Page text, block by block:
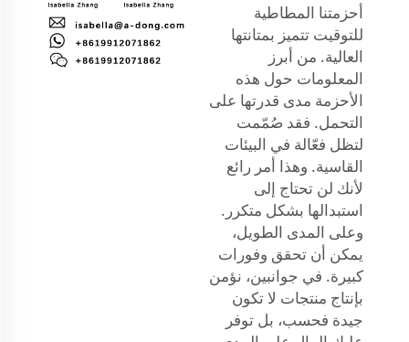
أحزمتنا المطاطية
للتوقيت تتميز بمتانتها
العالية. من أبرز
المعلومات حول هذه
الأحزمة مدى قدرتها على
التحمل. فقد صُمّمت
لتظل فعّالة في البيئات
القاسية. وهذا أمر رائع
لأنك لن تحتاج إلى
استبدالها بشكل متكرر.
وعلى المدى الطويل،
يمكن أن تحقق وفورات
كبيرة. في جوانبين، نؤمن
بإنتاج منتجات لا تكون
جيدة فحسب، بل توفر